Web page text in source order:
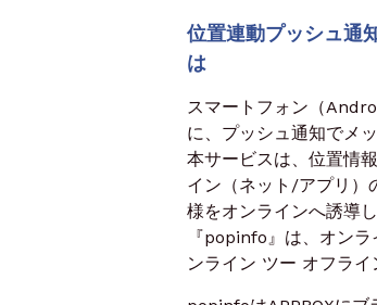
位置連動プッシュ通
は
スマートフォン（
に、プッシュ通知でメ
本サービスは、位置情
イン（ネット/アプリ）
様をオンラインへ誘導
『popinfo』は、オン
ンライン ツー オフラ